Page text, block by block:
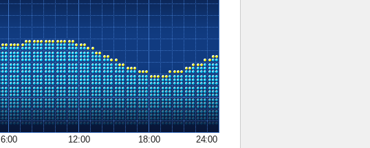
6:00 12:00 18:00 24:00